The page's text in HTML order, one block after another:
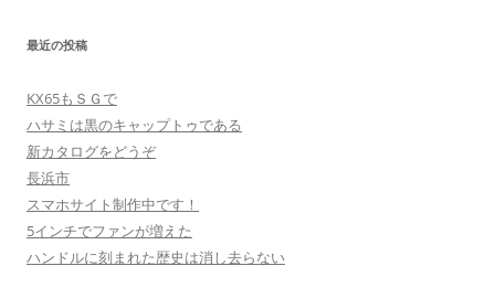
最近の投稿
KX65もＳＧで
ハサミは黒のキャップトゥである
新カタログをどうぞ
長浜市
スマホサイト制作中です！
5インチでファンが増えた
ハンドルに刻まれた歴史は消し去らない